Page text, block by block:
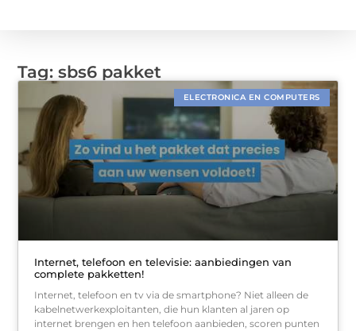
Tag: sbs6 pakket
ELECTRONICA EN COMPUTERS
Internet, telefoon en televisie: aanbiedingen van
complete pakketten!
Internet, telefoon en tv via de smartphone? Niet alleen de
kabelnetwerkexploitanten, die hun klanten al jaren op
internet brengen en hen telefoon aanbieden, scoren punten